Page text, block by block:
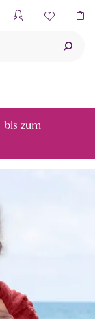
| bis zum